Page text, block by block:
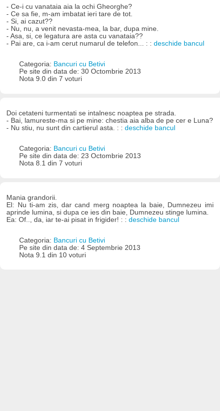
- Ce-i cu vanataia aia la ochi Gheorghe?
- Ce sa fie, m-am imbatat ieri tare de tot.
- Si, ai cazut??
- Nu, nu, a venit nevasta-mea, la bar, dupa mine.
- Asa, si, ce legatura are asta cu vanataia??
- Pai are, ca i-am cerut numarul de telefon... : :deschide bancul
Categoria: Bancuri cu Betivi
Pe site din data de: 30 Octombrie 2013
Nota 9.0 din 7 voturi
Doi cetateni turmentati se intalnesc noaptea pe strada.
- Bai, lamureste-ma si pe mine: chestia aia alba de pe cer e Luna?
- Nu stiu, nu sunt din cartierul asta. : :deschide bancul
Categoria: Bancuri cu Betivi
Pe site din data de: 23 Octombrie 2013
Nota 8.1 din 7 voturi
Mania grandorii.
El: Nu ti-am zis, dar cand merg noaptea la baie, Dumnezeu imi
aprinde lumina, si dupa ce ies din baie, Dumnezeu stinge lumina.
Ea: Of.., da, iar te-ai pisat in frigider! : :deschide bancul
Categoria: Bancuri cu Betivi
Pe site din data de: 4 Septembrie 2013
Nota 9.1 din 10 voturi